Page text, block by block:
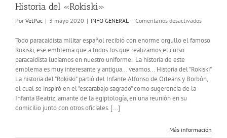
Historia del «Rokiski»
Por VetPac | 3 mayo 2020 | INFO GENERAL | Comentarios desactivadosen
del
Todo paracaidista militar español recibió con enorme orgullo el famoso
Rokiski, ese emblema que a todos los que realizamos el curso
paracaidista lucíamos en nuestro uniforme. La historia de este
emblema es muy interesante y antigua... veamos... Historia del "Rokiski"
La historia del "Rokiski" partió del Infante Alfonso de Orleans y Borbón,
el cual se inspiró en el "escarabajo sagrado" como sugerencia de la
Infanta Beatriz, amante de la egiptología, en una reunión en su
domicilio junto con otros oficiales. [...]
Más información